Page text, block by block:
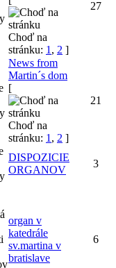
Choď na
stránku: 1 , 2 ]
27
News from
Martin´s dom
[
Choď na
stránku: 1 , 2 ]
21
DISPOZICIE
ORGANOV
3
organ v
katedrále
sv.martina v
bratislave
6